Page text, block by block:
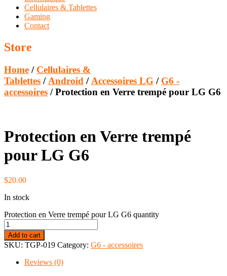
Cellulaires & Tablettes
Gaming
Contact
Store
Home / Cellulaires &
Tablettes / Android / Accessoires LG / G6 -
accessoires / Protection en Verre trempé pour LG G6
Protection en Verre trempé
pour LG G6
$20.00
In stock
Protection en Verre trempé pour LG G6 quantity
Add to cart
SKU: TGP-019 Category: G6 - accessoires
Reviews (0)